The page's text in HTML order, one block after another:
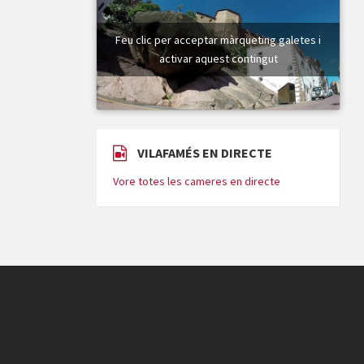
Feu clic per acceptar màrqueting galetes i
activar aquest contingut
VILAFAMÉS EN DIRECTE
Vore totes les cameres en directe